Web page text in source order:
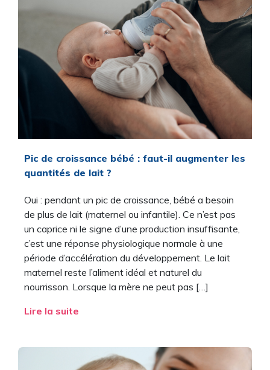
Pic de croissance bébé : faut-il augmenter les
quantités de lait ?
Oui : pendant un pic de croissance, bébé a besoin
de plus de lait (maternel ou infantile). Ce n’est pas
un caprice ni le signe d’une production insuffisante,
c’est une réponse physiologique normale à une
période d’accélération du développement. Le lait
maternel reste l’aliment idéal et naturel du
nourrisson. Lorsque la mère ne peut pas […]
Lire la suite